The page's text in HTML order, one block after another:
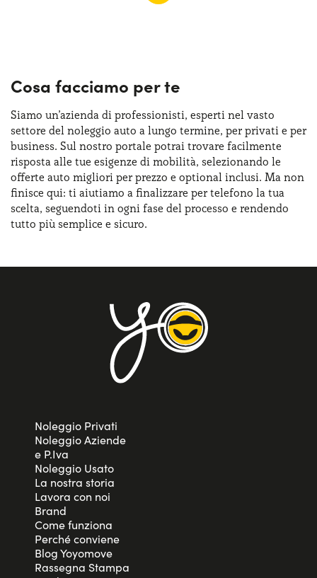
Cosa facciamo per te
Siamo un’azienda di professionisti, esperti nel vasto
settore del noleggio auto a lungo termine, per privati e per
business. Sul nostro portale potrai trovare facilmente
risposta alle tue esigenze di mobilità, selezionando le
offerte auto migliori per prezzo e optional inclusi. Ma non
finisce qui: ti aiutiamo a finalizzare per telefono la tua
scelta, seguendoti in ogni fase del processo e rendendo
tutto più semplice e sicuro.
Noleggio Privati
Noleggio Aziende
e P.Iva
Noleggio Usato
La nostra storia
Lavora con noi
Brand
Come funziona
Perché conviene
Blog Yoyomove
Rassegna Stampa